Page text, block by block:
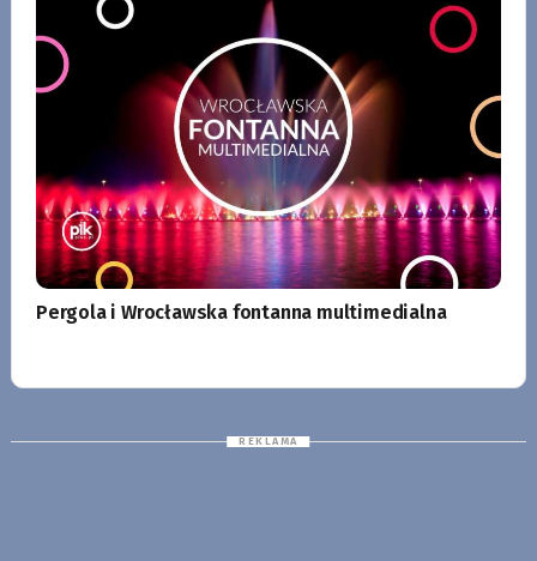
Pergola i Wrocławska fontanna multimedialna